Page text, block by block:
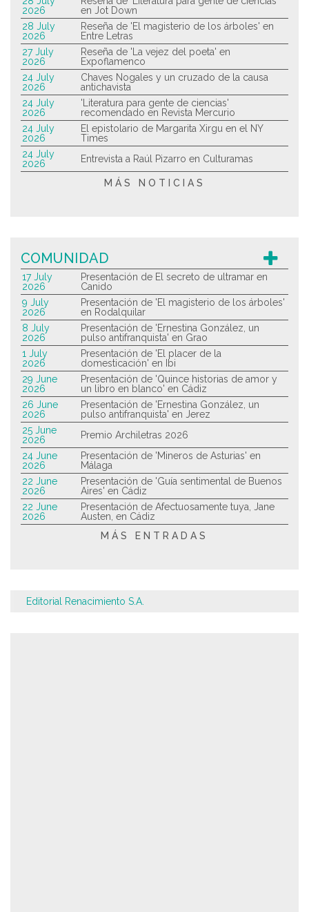
2026
en Jot Down
28 July
2026
Reseña de 'El magisterio de los árboles' en
Entre Letras
27 July
2026
Reseña de 'La vejez del poeta' en
Expoflamenco
24 July
2026
Chaves Nogales y un cruzado de la causa
antichavista
24 July
2026
'Literatura para gente de ciencias'
recomendado en Revista Mercurio
24 July
2026
El epistolario de Margarita Xirgu en el NY
Times
24 July
2026
Entrevista a Raúl Pizarro en Culturamas
MÁS NOTICIAS
COMUNIDAD
17 July
2026
Presentación de El secreto de ultramar en
Canido
9 July
2026
Presentación de 'El magisterio de los árboles'
en Rodalquilar
8 July
2026
Presentación de 'Ernestina González, un
pulso antifranquista' en Grao
1 July
2026
Presentación de 'El placer de la
domesticación' en Ibi
29 June
2026
Presentación de 'Quince historias de amor y
un libro en blanco' en Cádiz
26 June
2026
Presentación de 'Ernestina González, un
pulso antifranquista' en Jerez
25 June
2026
Premio Archiletras 2026
24 June
2026
Presentación de 'Mineros de Asturias' en
Málaga
22 June
2026
Presentación de 'Guía sentimental de Buenos
Aires' en Cádiz
22 June
2026
Presentación de Afectuosamente tuya, Jane
Austen, en Cádiz
MÁS ENTRADAS
Editorial Renacimiento S.A.